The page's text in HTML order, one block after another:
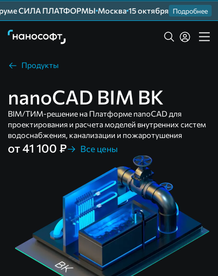
СИЛА ПЛАТФОРМЫ Москва 15 октября Подробнее
Продукты
nanoCAD BIM ВК
BIM/ТИМ-решение на Платформе nanoCAD для
проектирования и расчета моделей внутренних систем
водоснабжения, канализации и пожаротушения
от 41 100 ₽ Все цены